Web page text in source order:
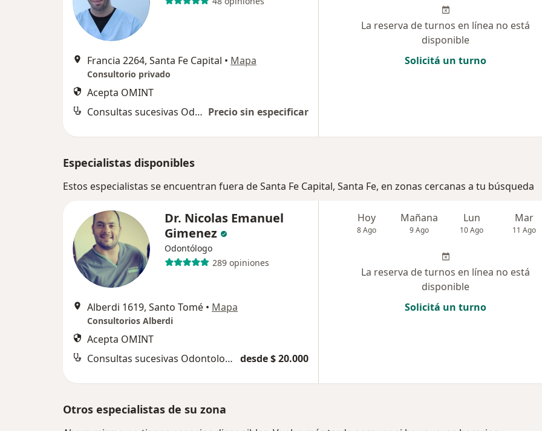
Francia 2264, Santa Fe Capital • Mapa
Consultorio privado
Acepta OMINT
Consultas sucesivas Odontología Precio sin especificar
La reserva de turnos en línea no está
disponible
Solicitá un turno
Especialistas disponibles
Estos especialistas se encuentran fuera de Santa Fe Capital, Santa Fe, en zonas cercanas a tu búsqueda
Dr. Nicolas Emanuel
Gimenez
Odontólogo
289 opiniones
Alberdi 1619, Santo Tomé • Mapa
Consultorios Alberdi
Acepta OMINT
Consultas sucesivas Odontología desde $ 20.000
Hoy
8 Ago
Mañana
9 Ago
Lun
10 Ago
Mar
11 Ago
La reserva de turnos en línea no está
disponible
Solicitá un turno
Otros especialistas de su zona